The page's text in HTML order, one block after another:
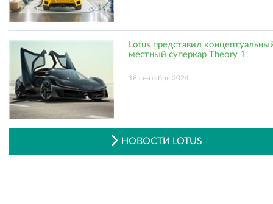
Lotus представил
местный суперкар Theory 1
18 сентября 2024
НОВОСТИ LOTUS